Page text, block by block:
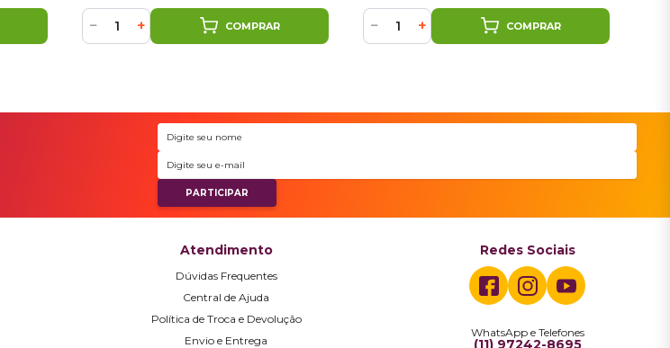
− + COMPRAR − + COMPRAR
Atendimento
Dúvidas Frequentes
Central de Ajuda
Política de Troca e Devolução
Envio e Entrega
Redes Sociais
WhatsApp e Telefones
(11) 97242-8695